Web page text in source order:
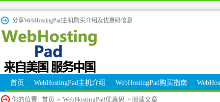
分享WebHostingPad主机购买介绍及优惠码信息
首页 WebHostingPad主机介绍 WebHostingPad购买指南
你的位置: 首页 » WebHostingPad优惠码 > 阅读文章